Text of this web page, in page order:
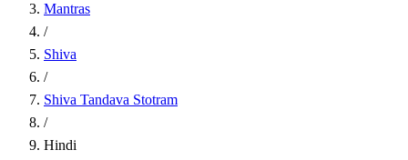
Mantras
/
Shiva
/
Shiva Tandava Stotram
/
Hindi